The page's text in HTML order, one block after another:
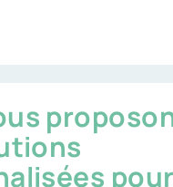
pour